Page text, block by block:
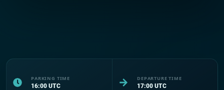
PARKING TIME
16:00 UTC
DEPARTURE TIME
17:00 UTC